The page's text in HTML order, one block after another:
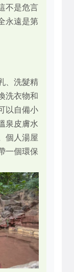
不是危言
永遠是第
、洗髮精
洗衣物和
以自備小
泉皮膚水
個人湯屋
一個環保